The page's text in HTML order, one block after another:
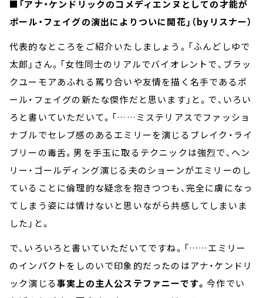
■「アナ・ケンドリックのコメディエンヌとしての才能が
ポール・フェイグの演出によりついに開花」（byリスナー）
代表的なところをご紹介いたしましょう。「ふんどしゆで
太郎」さん。「女性同士のリアルでバイオレントで、ブラッ
クユーモアあふれる罵り合いや友情を描く名手であるポ
ール・フェイグの新たな傑作だと思います」と。で、いろい
ろと書いていただいて。「……ミステリアスでファッショ
ナブルでセレブ感のあるエミリーを演じるブレイク・ライ
ブリーの毒舌。男を手玉に取るテクニックは強烈で、ヘン
リー・ゴールディング演じる夫のショーンがエミリーのし
ていることに倫理的な疑念を抱きつつも、完全に虜になっ
てしまう姿には情けないと思いながら共感してしまいま
した」と。
で、いろいろと書いていただいてですね。「……エミリー
のインパクトをしのいで印象的だったのはアナ・ケンドリ
ック演じる事実上の主人公ステファニーです。今作でい